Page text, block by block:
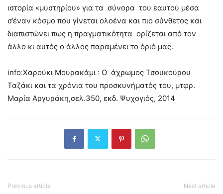
ιστορία «μυστηρίου» για τα σύνορα του εαυτού μέσα
σ’έναν κόσμο που γίνεται ολοένα και πιο σύνθετος και
διαπιστώνει πως η πραγματικότητα ορίζεται από τον
άλλο κι αυτός ο άλλος παραμένει το όριό μας.
info:Χαρούκι Μουρακάμι : Ο άχρωμος Τσουκούρου
Ταζάκι και τα χρόνια του προσκυνήματός του, μτφρ.
Μαρία Αργυράκη,σελ.350, εκδ. Ψυχογιός, 2014
Previous article Next article